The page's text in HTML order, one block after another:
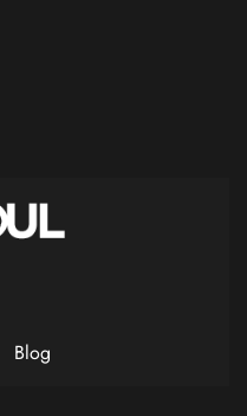
Blog